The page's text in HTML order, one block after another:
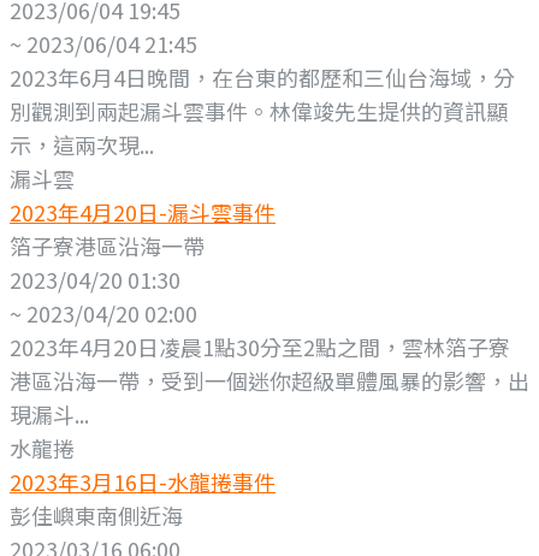
2023/06/04 19:45
~ 2023/06/04 21:45
2023年6月4日晚間，在台東的都歷和三仙台海域，分
別觀測到兩起漏斗雲事件。林偉竣先生提供的資訊顯
示，這兩次現...
漏斗雲
2023年4月20日-漏斗雲事件
箔子寮港區沿海一帶
2023/04/20 01:30
~ 2023/04/20 02:00
2023年4月20日凌晨1點30分至2點之間，雲林箔子寮
港區沿海一帶，受到一個迷你超級單體風暴的影響，出
現漏斗...
水龍捲
2023年3月16日-水龍捲事件
彭佳嶼東南側近海
2023/03/16 06:00